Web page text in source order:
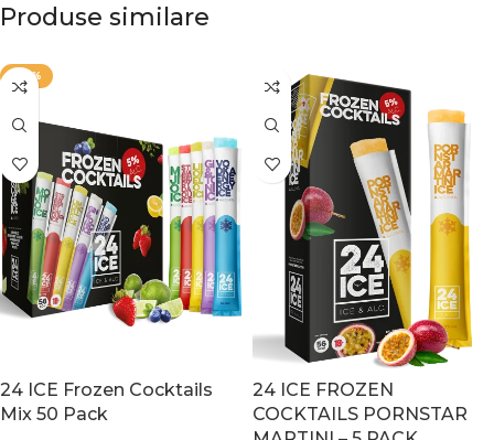
Produse similare
-40%
24 ICE Frozen Cocktails
Mix 50 Pack
24 ICE FROZEN
COCKTAILS PORNSTAR